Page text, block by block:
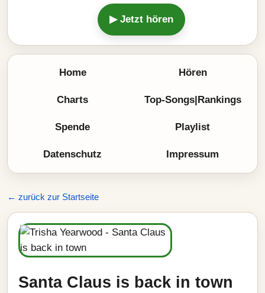
▶ Jetzt hören
Home Hören
Charts Top-Songs|Rankings
Spende Playlist
Datenschutz Impressum
← zurück zur Startseite
Santa Claus is back in town